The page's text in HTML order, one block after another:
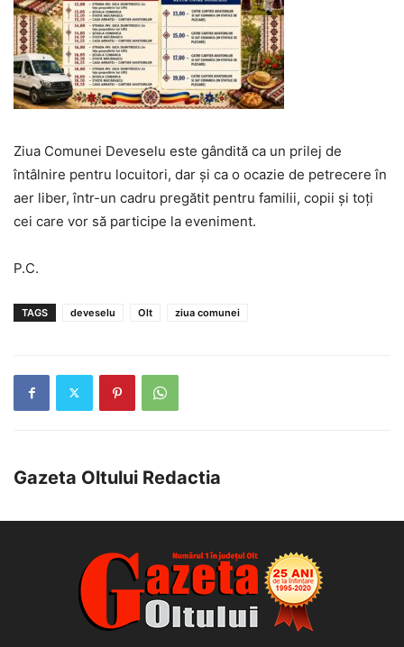
Ziua Comunei Deveselu este gândită ca un prilej de
întâlnire pentru locuitori, dar și ca o ocazie de petrecere în
aer liber, într-un cadru pregătit pentru familii, copii și toți
cei care vor să participe la eveniment.
P.C.
TAGS deveselu Olt ziua comunei
Gazeta Oltului Redactia